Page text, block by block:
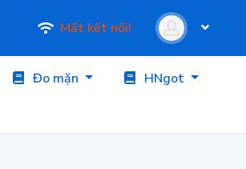
Mất kết nối!
Đo mặn
HNgot